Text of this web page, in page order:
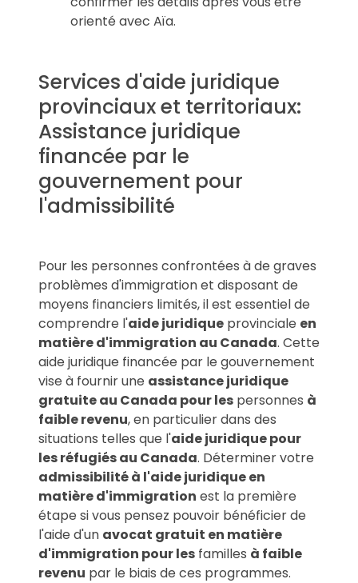
orienté avec Aïa.
Services d'aide juridique
provinciaux et territoriaux:
Assistance juridique
financée par le
gouvernement pour
l'admissibilité
Pour les personnes confrontées à de graves
problèmes d'immigration et disposant de
moyens financiers limités, il est essentiel de
comprendre l'aide juridique provinciale en
matière d'immigration au Canada. Cette
aide juridique financée par le gouvernement
vise à fournir une assistance juridique
gratuite au Canada pour les personnes à
faible revenu, en particulier dans des
situations telles que l'aide juridique pour
les réfugiés au Canada. Déterminer votre
admissibilité à l'aide juridique en
matière d'immigration est la première
étape si vous pensez pouvoir bénéficier de
l'aide d'un avocat gratuit en matière
d'immigration pour les familles à faible
revenu par le biais de ces programmes.